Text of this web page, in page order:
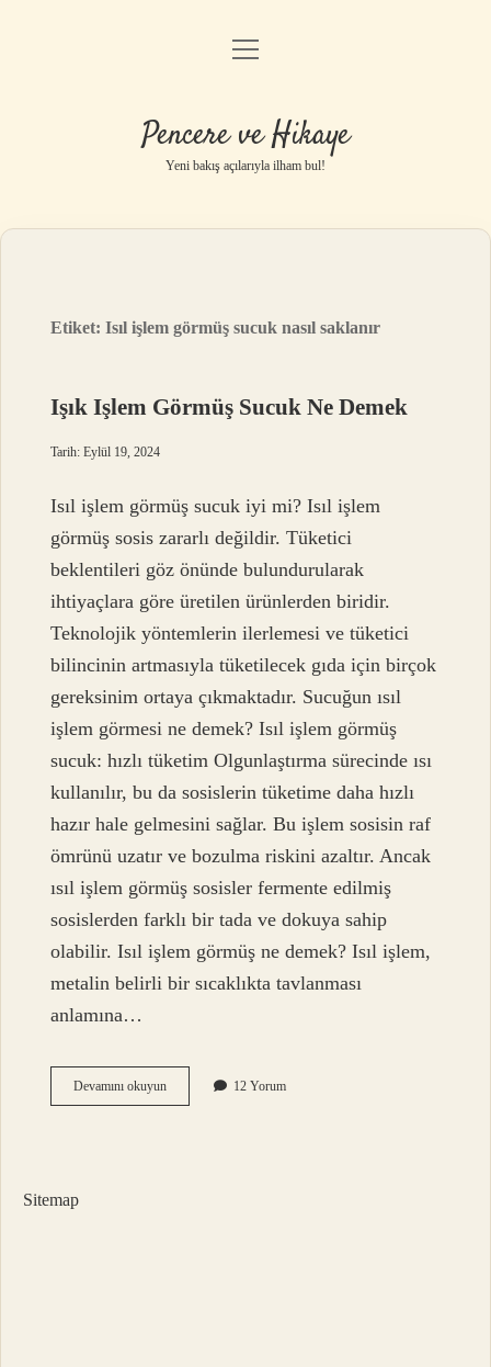
Anasayfa
Yasal Uyarı
menüyü
Pencere ve Hikaye
Yeni bakış açılarıyla ilham bul!
Etiket:Isıl işlem görmüş sucuk nasıl saklanır
Işık Işlem Görmüş Sucuk Ne Demek
Tarih: Eylül 19, 2024
Isıl işlem görmüş sucuk iyi mi? Isıl işlem
görmüş sosis zararlı değildir. Tüketici
beklentileri göz önünde bulundurularak
ihtiyaçlara göre üretilen ürünlerden biridir.
Teknolojik yöntemlerin ilerlemesi ve tüketici
bilincinin artmasıyla tüketilecek gıda için birçok
gereksinim ortaya çıkmaktadır. Sucuğun ısıl
işlem görmesi ne demek? Isıl işlem görmüş
sucuk: hızlı tüketim Olgunlaştırma sürecinde ısı
kullanılır, bu da sosislerin tüketime daha hızlı
hazır hale gelmesini sağlar. Bu işlem sosisin raf
ömrünü uzatır ve bozulma riskini azaltır. Ancak
ısıl işlem görmüş sosisler fermente edilmiş
sosislerden farklı bir tada ve dokuya sahip
olabilir. Isıl işlem görmüş ne demek? Isıl işlem,
metalin belirli bir sıcaklıkta tavlanması
anlamına…
Devamını okuyunIşık
Işlem
12 Yorum
Sitemap